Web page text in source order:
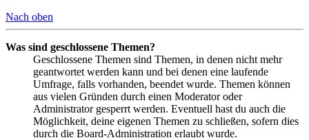
Nach oben
Was sind geschlossene Themen?
Geschlossene Themen sind Themen, in denen nicht mehr
geantwortet werden kann und bei denen eine laufende
Umfrage, falls vorhanden, beendet wurde. Themen können
aus vielen Gründen durch einen Moderator oder
Administrator gesperrt werden. Eventuell hast du auch die
Möglichkeit, deine eigenen Themen zu schließen, sofern dies
durch die Board-Administration erlaubt wurde.